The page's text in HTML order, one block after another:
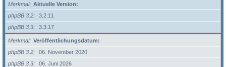
Merkmal
Aktuelle Version:
phpBB 3.2
3.2.11
phpBB 3.3
3.3.17
Merkmal
Veröffentlichungsdatum:
phpBB 3.2
06. November 2020
phpBB 3.3
06. Juni 2026